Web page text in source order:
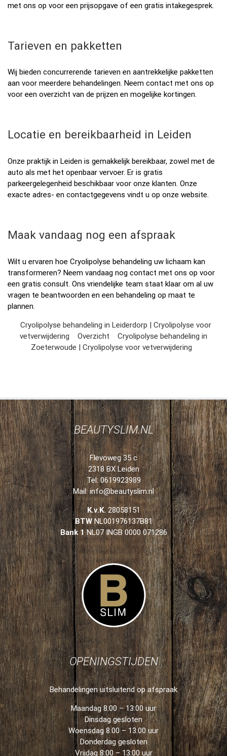
met ons op voor een prijsopgave of een gratis intakegesprek.
Tarieven en pakketten
Wij bieden concurrerende tarieven en aantrekkelijke pakketten
aan voor meerdere behandelingen. Neem contact met ons op
voor een overzicht van de prijzen en mogelijke kortingen.
Locatie en bereikbaarheid in Leiden
Onze praktijk in Leiden is gemakkelijk bereikbaar, zowel met de
auto als met het openbaar vervoer. Er is gratis
parkeergelegenheid beschikbaar voor onze klanten. Onze
exacte adres- en contactgegevens vindt u op onze website.
Maak vandaag nog een afspraak
Wilt u ervaren hoe Cryolipolyse behandeling uw lichaam kan
transformeren? Neem vandaag nog contact met ons op voor
een gratis consult. Ons vriendelijke team staat klaar om al uw
vragen te beantwoorden en een behandeling op maat te
plannen.
Cryolipolyse behandeling in Leiderdorp | Cryolipolyse voor
vetverwijdering
Overzicht
Cryolipolyse behandeling in
Zoeterwoude | Cryolipolyse voor vetverwijdering
BEAUTYSLIM.NL
Flevoweg 35 c
2318 BX Leiden
Tel: 0619923989
Mail:info@beautyslim.nl
K.v.K.28058151
BTWNL001976137B81
Bank 1NL07 INGB 0000 071286
OPENINGSTIJDEN
Behandelingen uitsluitend op afspraak
Maandag 8:00 – 13:00 uur
Dinsdag gesloten
Woensdag 8:00 – 13:00 uur
Donderdag gesloten
Vrijdag 8:00 – 13:00 uur